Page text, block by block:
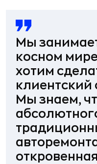
Мы
косном
хотим
клиентский
Мы знаем,